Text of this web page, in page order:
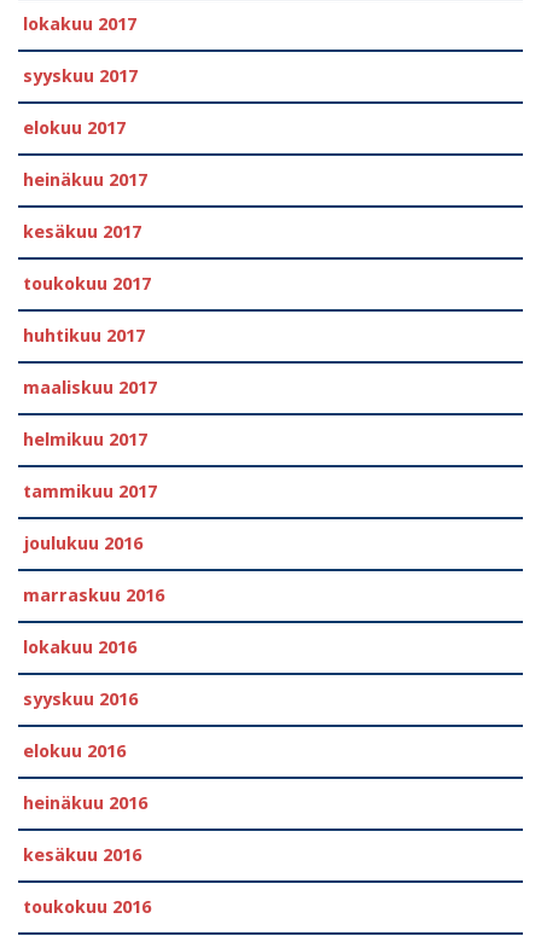
lokakuu 2017
syyskuu 2017
elokuu 2017
heinäkuu 2017
kesäkuu 2017
toukokuu 2017
huhtikuu 2017
maaliskuu 2017
helmikuu 2017
tammikuu 2017
joulukuu 2016
marraskuu 2016
lokakuu 2016
syyskuu 2016
elokuu 2016
heinäkuu 2016
kesäkuu 2016
toukokuu 2016